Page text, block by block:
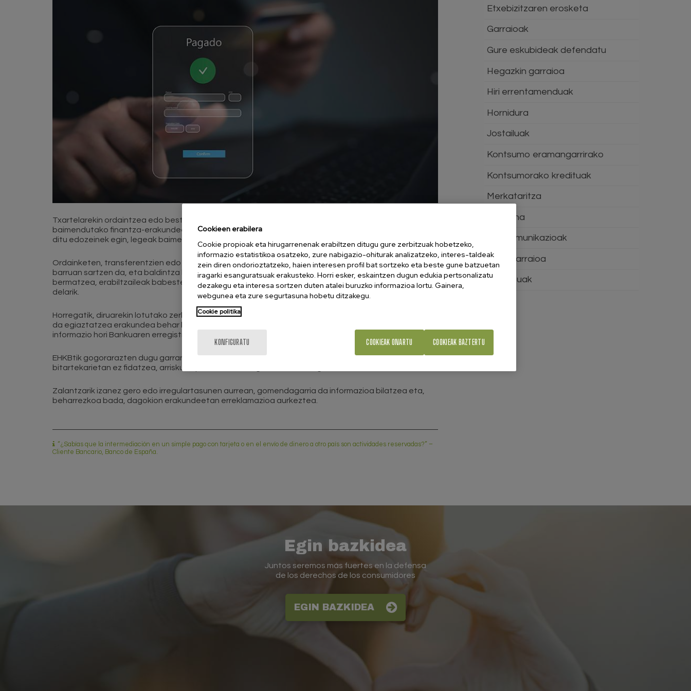
Txartelarekin ordaintzea edo beste herrialde batera dirua bidaltzea bezalako eguneroko eragiketek
baimendutako finantza-erakundeen esku-hartzea eskatzen dute. Jarduera horiek ezin
ditu edozeinek egin, legeak baimena eta gainbegiratzea duten erakundeetara mugatzen baititu.
Ordainketen, transferentzien edo nazioarteko diru-bidalketen bitartekaritza ordainketa-zerbitzuen
barruan sartzen da, eta baldintza legal zorrotzak bete behar dira. Helburua eragiketen segurtasuna
bermatzea, erabiltzaileak babestea eta iruzurra edo diru-zuriketaren gisako arriskuak saihestea
delarik.
Horregatik, diruarekin lotutako zerbitzuak erabili aurretik —bereziki ingurune digitalean— funtsezkoa
da egiaztatzea erakundea behar bezala baimenduta eta gainbegiratuta dagoela. Espainian,
informazio hori Bankuaren erregistro ofizialetan kontsulta daiteke.
EHKBtik gogorarazten dugu garrantzitsua dela kontu handiz jokatzea eta baimenik gabeko
bitartekarietan ez fidatzea, arriskuan jar baitezakete gure diruaren segurtasuna.
Zalantzarik izanez gero edo irregulartasunen aurrean, gomendagarria da informazioa bilatzea eta,
beharrezkoa bada, dagokion erakundeetan erreklamazioa aurkeztea.
“¿Sabías que la intermediación en un simple pago con tarjeta o en el envío de dinero a otro país son actividades reservadas?” –
Cliente Bancario, Banco de España.
Etxebizitzaren erosketa
Garraioak
Gure eskubideak defendatu
Hegazkin garraioa
Hiri errentamenduak
Hornidura
Jostailuak
Kontsumo eramangarrirako
Kontsumorako kredituak
Merkataritza
Osasuna
Telekomunikazioak
Tren-garraioa
Zerbitzuak
Egin bazkidea
Juntos seremos más fuertes en la defensa
de los derechos de los consumidores
EGIN BAZKIDEA
Cookieen erabilera
Cookie propioak eta hirugarrenenak erabiltzen ditugu gure zerbitzuak hobetzeko,
informazio estatistikoa osatzeko, zure nabigazio-ohiturak analizatzeko, interes-taldeak
zein diren ondorioztatzeko, haien interesen profil bat sortzeko eta beste gune batzuetan
iragarki esanguratsuak erakusteko. Horri esker, eskaintzen dugun edukia pertsonalizatu
dezakegu eta interesa sortzen duten atalei buruzko informazioa lortu. Gainera,
webgunea eta zure segurtasuna hobetu ditzakegu.
Cookie politika
KONFIGURATU COOKIEAK BAZTERTU
COOKIEAK ONARTU